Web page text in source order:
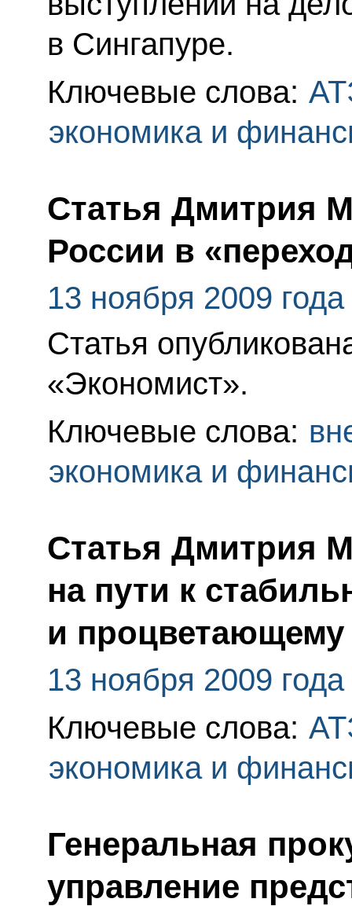
в Сингапуре.
Ключевые слова:
экономика и
Статья Дмитрия
России в
13 ноября 2009 года
Статья
«Экономист».
Ключевые слова:
экономика и
Статья Дмитрия
на пути к
и процветающему
13 ноября 2009 года
Ключевые слова:
экономика и
Генеральная
управление